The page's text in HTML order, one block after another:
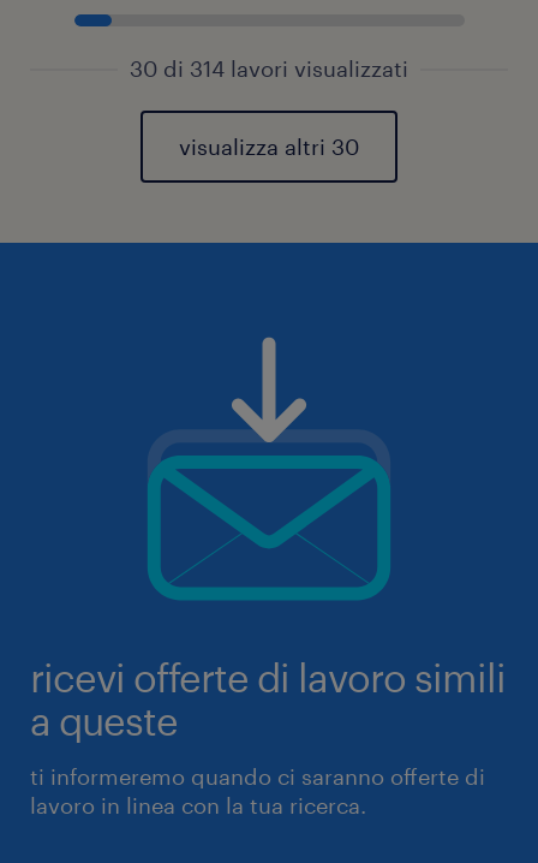
30 di 314 lavori visualizzati
visualizza altri 30
ricevi offerte di lavoro simili
a queste
ti informeremo quando ci saranno offerte di
lavoro in linea con la tua ricerca.